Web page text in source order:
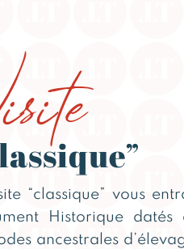
“classique” vous
Historique
ancestrales